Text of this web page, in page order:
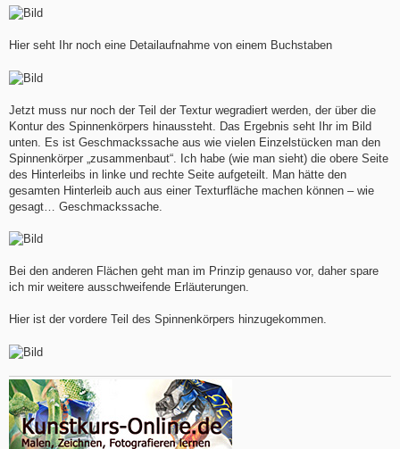
Hier seht Ihr noch eine Detailaufnahme von einem Buchstaben
Jetzt muss nur noch der Teil der Textur wegradiert werden, der über die
Kontur des Spinnenkörpers hinaussteht. Das Ergebnis seht Ihr im Bild
unten. Es ist Geschmackssache aus wie vielen Einzelstücken man den
Spinnenkörper „zusammenbaut“. Ich habe (wie man sieht) die obere Seite
des Hinterleibs in linke und rechte Seite aufgeteilt. Man hätte den
gesamten Hinterleib auch aus einer Texturfläche machen können – wie
gesagt… Geschmackssache.
Bei den anderen Flächen geht man im Prinzip genauso vor, daher spare
ich mir weitere ausschweifende Erläuterungen.
Hier ist der vordere Teil des Spinnenkörpers hinzugekommen.